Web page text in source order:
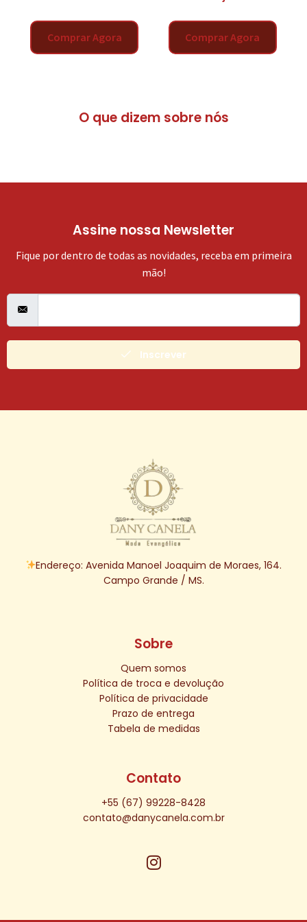
Comprar Agora Comprar Agora
O que dizem sobre nós
Assine nossa Newsletter
Fique por dentro de todas as novidades, receba em primeira
mão!
Inscrever
Endereço: Avenida Manoel Joaquim de Moraes, 164.
Campo Grande / MS.
Sobre
Quem somos
Política de troca e devolução
Política de privacidade
Prazo de entrega
Tabela de medidas
Contato
+55 (67) 99228-8428
contato@danycanela.com.br